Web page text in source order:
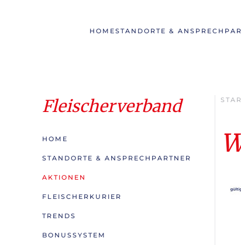
HOMESTANDORTE &
Fleischerverband
HOME
STANDORTE & ANSPRECHPARTNER
AKTIONEN
FLEISCHERKURIER
TRENDS
BONUSSYSTEM